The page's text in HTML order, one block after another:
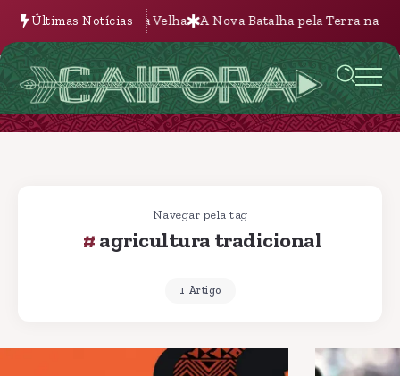
Últimas Notícias
A Nova Batalha pela Terra na Bolívia O verdadeiro rosto
Navegar pela tag
agricultura tradicional
1 Artigo